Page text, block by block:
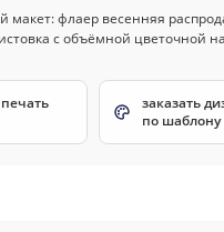
заказать
по шаблону